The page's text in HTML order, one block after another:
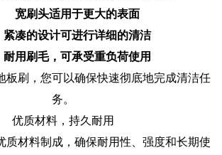
宽刷头适用于更大的表面
紧凑的设计可进行详细的清洁
耐用刷毛，可承受重负荷使用
板刷，您可以确保快速彻底地完成清洁任
务。
优质材料，持久耐用
质材料制成，确保耐用性、强度和长期使